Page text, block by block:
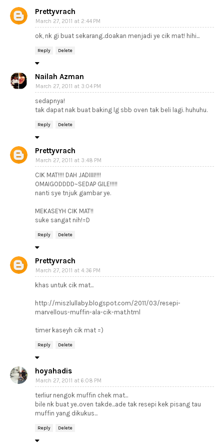
Prettyvrach
March 27, 2011 at 2:44 PM
ok, nk gi buat sekarang..doakan menjadi ye cik mat! hihi...
Reply Delete
Nailah Azman
March 27, 2011 at 3:04 PM
sedapnya!
tak dapat nak buat baking lg sbb oven tak beli lagi. huhuhu.
Reply Delete
Prettyvrach
March 27, 2011 at 3:48 PM
CIK MAT!!!! DAH JADIIII!!!!
OMAIGODDDD~SEDAP GILE!!!!!
nanti sye tnjuk gambar ye.
MEKASEYH CIK MAT!!
suke sangat nih!=D
Reply Delete
Prettyvrach
March 27, 2011 at 4:36 PM
khas untuk cik mat...
http://miszlullaby.blogspot.com/2011/03/resepi-
marvellous-muffin-ala-cik-mat.html
timer kaseyh cik mat =)
Reply Delete
hoyahadis
March 27, 2011 at 6:08 PM
terliur nengok muffin chek mat...
bile nk buat ye..oven takde...ade tak resepi kek pisang tau
muffin yang dikukus...
Reply Delete